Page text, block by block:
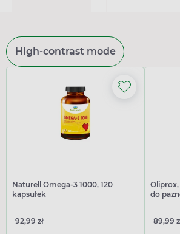
High-contrast mode
Naturell Omega-3 1000, 120
kapsułek
92,99 zł
Oliprox,
do
89,99